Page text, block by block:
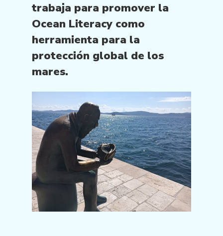
trabaja para promover la
Ocean Literacy como
herramienta para la
protección global de los
mares.